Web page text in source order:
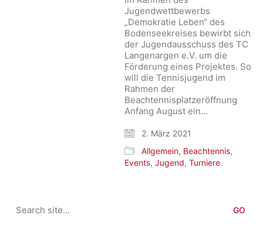
Jugendwettbewerbs
„Demokratie Leben“ des
Bodenseekreises bewirbt sich
der Jugendausschuss des TC
Langenargen e.V. um die
Förderung eines Projektes. So
will die Tennisjugend im
Rahmen der
Beachtennisplatzeröffnung
Anfang August ein…
2. März 2021
Allgemein, Beachtennis,
Events,Jugend,Turniere
for: